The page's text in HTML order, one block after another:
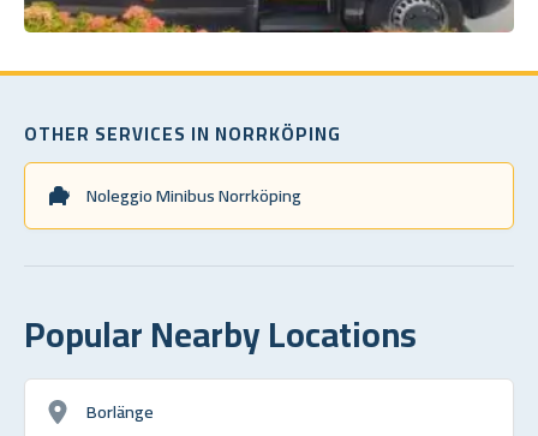
OTHER SERVICES IN NORRKÖPING
Noleggio Minibus Norrköping
Popular Nearby Locations
Borlänge